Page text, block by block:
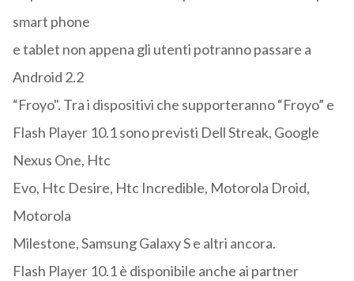
smart phone
e tablet non appena gli utenti potranno passare a
Android 2.2
“Froyo". Tra i dispositivi che supporteranno “Froyo” e
Flash Player 10.1 sono previsti Dell Streak, Google
Nexus One, Htc
Evo, Htc Desire, Htc Incredible, Motorola Droid,
Motorola
Milestone, Samsung Galaxy S e altri ancora.
Flash Player 10.1 è disponibile anche ai partner